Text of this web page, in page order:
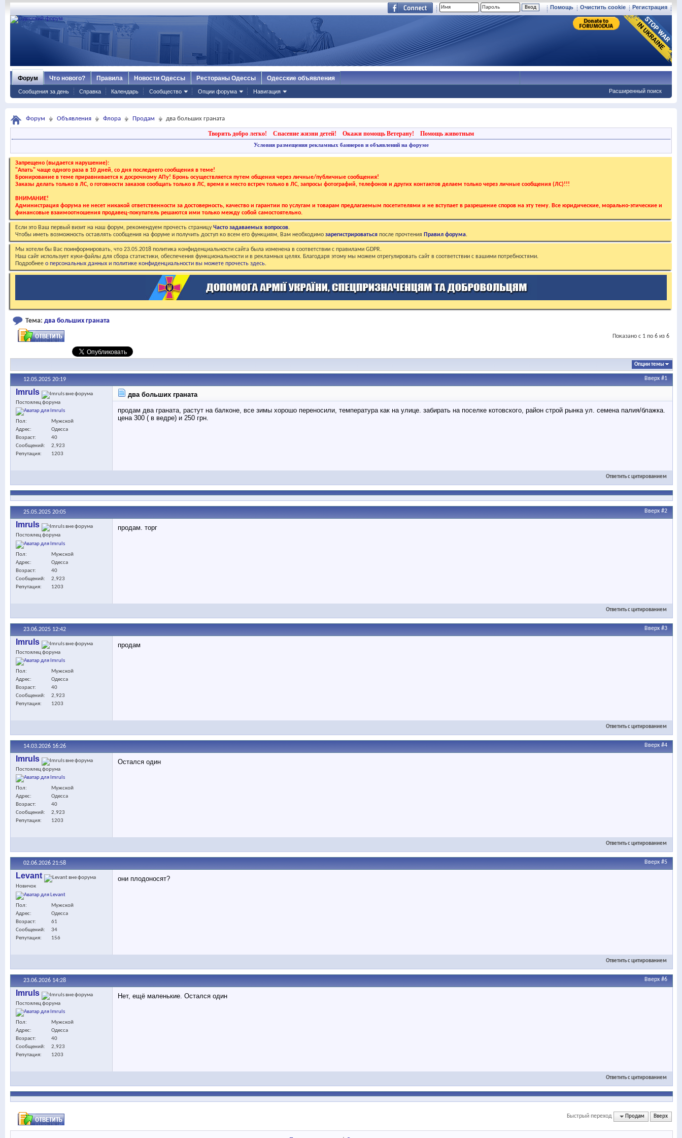
Регистрация
Очистить cookie
Помощь
Форум
Сообщения за день Справка Календарь Сообщество Опции форума Навигация
Что нового? Правила Новости Одессы Рестораны Одессы Одесские объявления
Расширенный поиск
Форум Объявления Флора Продам два больших граната
Творить добро легко! Спасение жизни детей! Окажи помощь Ветерану! Помощь животным
Условия размещения рекламных баннеров и объявлений на форуме
Запрещено (выдается нарушение):
"Апать" чаще одного раза в 10 дней, со дня последнего сообщения в теме!
Бронирование в теме приравнивается к досрочному АПу! Бронь осуществляется путем общения через личные/публичные сообщения!
Заказы делать только в ЛС, о готовности заказов сообщать только в ЛС, время и место встреч только в ЛС, запросы фотографий, телефонов и других контактов делаем только через личные сообщения (ЛС)!!!
ВНИМАНИЕ!
Администрация форума не несет никакой ответственности за достоверность, качество и гарантии по услугам и товарам предлагаемым посетителями и не вступает в разрешение споров на эту тему. Все юридические, морально-этические и
финансовые взаимоотношения продавец-покупатель решаются ими только между собой самостоятельно.
Если это Ваш первый визит на наш форум, рекомендуем прочесть страницуЧасто задаваемых вопросов.
Чтобы иметь возможность оставлять сообщения на форуме и получить доступ ко всем его функциям, Вам необходимо зарегистрироваться после прочтения Правил форума.
Мы хотели бы Вас поинформировать, что 23.05.2018 политика конфиденциальности сайта была изменена в соответствии с правилами GDPR.
Наш сайт использует куки-файлы для сбора статистики, обеспечения функциональности и в рекламных целях. Благодаря этому мы можем отрегулировать сайт в соответствии с вашими потребностями.
Подробнее о персональных данных и политике конфиденциальности вы можете прочесть здесь.
Тема: два больших граната
Показано с 1 по 6 из 6
Опции темы
12.05.2025 20:19 Вверх #1
Imruls
Постоялец форума
Пол
Мужской
Адрес
Одесса
Возраст
40
Сообщений
2,923
Репутация
1203
два больших граната
продам два граната, растут на балконе, все зимы хорошо переносили, температура как на улице. забирать на поселке котовского, район строй рынка ул. семена палия/блажка.
цена 300 ( в ведре) и 250 грн.
Ответить с цитированием
25.05.2025 20:05 Вверх #2
Imruls
Постоялец форума
Пол
Мужской
Адрес
Одесса
Возраст
40
Сообщений
2,923
Репутация
1203
продам. торг
Ответить с цитированием
23.06.2025 12:42 Вверх #3
Imruls
Постоялец форума
Пол
Мужской
Адрес
Одесса
Возраст
40
Сообщений
2,923
Репутация
1203
продам
Ответить с цитированием
14.03.2026 16:26 Вверх #4
Imruls
Постоялец форума
Пол
Мужской
Адрес
Одесса
Возраст
40
Сообщений
2,923
Репутация
1203
Остался один
Ответить с цитированием
02.06.2026 21:58 Вверх #5
Levant
Новичок
Пол
Мужской
Адрес
Одесса
Возраст
61
Сообщений
34
Репутация
156
они плодоносят?
Ответить с цитированием
23.06.2026 14:28 Вверх #6
Imruls
Постоялец форума
Пол
Мужской
Адрес
Одесса
Возраст
40
Сообщений
2,923
Репутация
1203
Нет, ещё маленькие. Остался один
Ответить с цитированием
Быстрый переход Продам Вверх